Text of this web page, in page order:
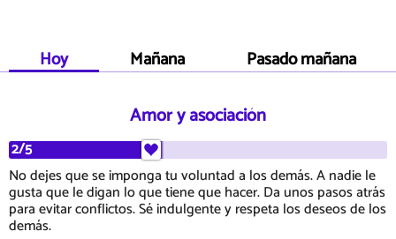
Hoy Mañana Pasado mañana
Amor y asociación
2/5
No dejes que se imponga tu voluntad a los demás. A nadie le
gusta que le digan lo que tiene que hacer. Da unos pasos atrás
para evitar conflictos. Sé indulgente y respeta los deseos de los
demás.